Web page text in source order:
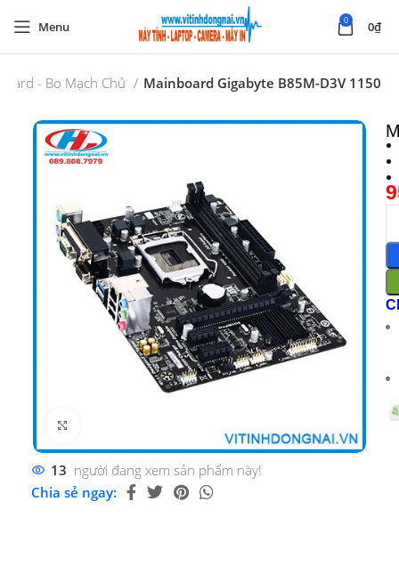
Menu 0 0₫
- Bo Mạch Chủ Mainboard Gigabyte B85M-D3V 1150
13 người đang xem sản phẩm này!
Chia sẻ ngay: